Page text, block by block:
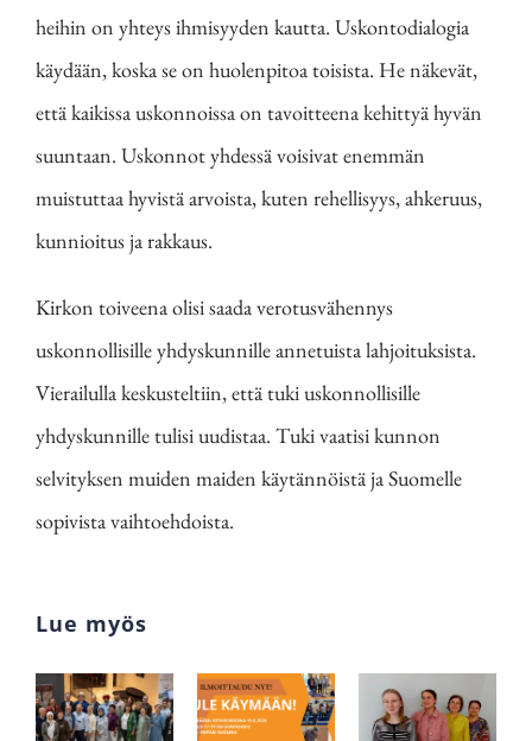
heihin on yhteys ihmisyyden kautta. Uskontodialogia
käydään, koska se on huolenpitoa toisista. He näkevät,
että kaikissa uskonnoissa on tavoitteena kehittyä hyvän
suuntaan. Uskonnot yhdessä voisivat enemmän
muistuttaa hyvistä arvoista, kuten rehellisyys, ahkeruus,
kunnioitus ja rakkaus.
Kirkon toiveena olisi saada verotusvähennys
uskonnollisille yhdyskunnille annetuista lahjoituksista.
Vierailulla keskusteltiin, että tuki uskonnollisille
yhdyskunnille tulisi uudistaa. Tuki vaatisi kunnon
selvityksen muiden maiden käytännöistä ja Suomelle
sopivista vaihtoehdoista.
Lue myös